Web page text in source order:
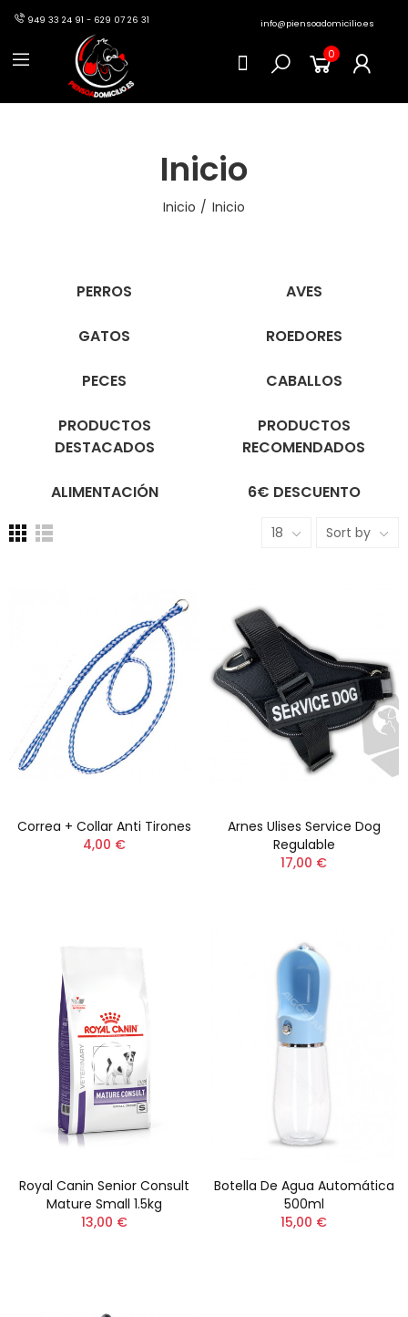
949 33 24 91 - 629 07 26 31 info@piensoadomicilio.es
0
Inicio
Inicio Inicio
PERROS AVES
GATOS ROEDORES
PECES CABALLOS
PRODUCTOS
DESTACADOS
PRODUCTOS
RECOMENDADOS
ALIMENTACIÓN 6€ DESCUENTO
18 Sort by
Correa + Collar Anti Tirones
4,00 €
Arnes Ulises Service Dog
Regulable
17,00 €
Royal Canin Senior Consult
Mature Small 1.5kg
13,00 €
Botella De Agua Automática
500ml
15,00 €